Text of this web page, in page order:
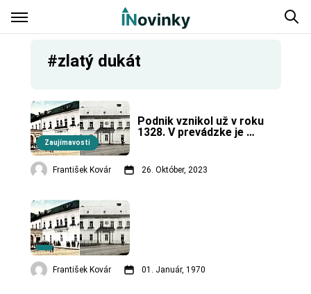
#zlatý dukát
Zaujímavosti
Podnik vznikol už v roku
1328. V prevádzke je
František Kovár 26. Október, 2023
František Kovár 01. Január, 1970